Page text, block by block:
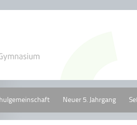
Neuer 5. Jahrgang